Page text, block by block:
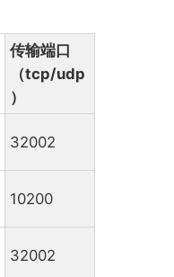
传输端口
（tcp/udp
）
32002
10200
32002